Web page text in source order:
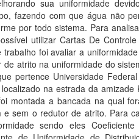
sua uniformidade
fazendo com que água não
por todo sistema. Para
utilizar Cartas De
foi avaliar a
atrito na uniformidade do
pertence Universidade Federal
na estrada da amizade
montada a bancada na qual
sem o redutor de atrito. Para
sendo eles Coeficiente